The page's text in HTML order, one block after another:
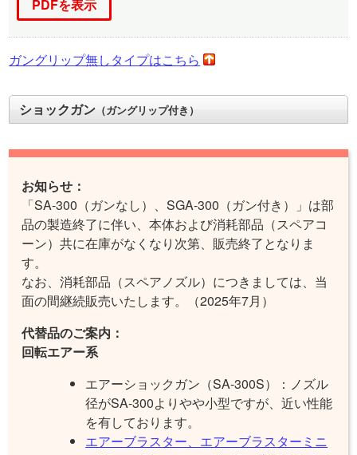
PDFを表示
ガングリップ無しタイプはこちら
ショックガン （ガングリップ付き）
お知らせ：
「SA-300（ガンなし）、SGA-300（ガン付き）」は部
品の製造終了に伴い、本体および消耗部品（スペアコ
ーン）共に在庫がなくなり次第、販売終了となりま
す。
なお、消耗部品（スペアノズル）につきましては、当
面の間継続販売いたします。
（2025年7月）
代替品のご案内：
回転エアー系
エアーショックガン（SA-300S）：ノズル
径がSA-300よりやや小型ですが、近い性能
を有しております。
エアーブラスター、エアーブラスターミニ